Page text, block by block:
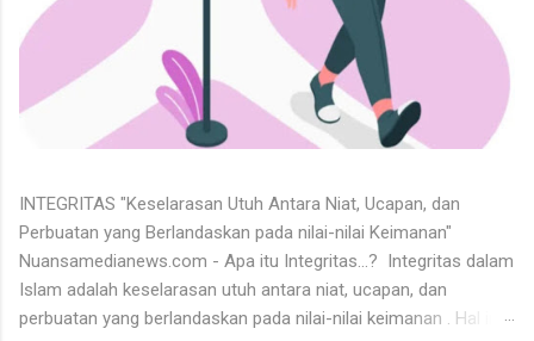
INTEGRITAS "Keselarasan Utuh Antara Niat, Ucapan, dan
Perbuatan yang Berlandaskan pada nilai-nilai Keimanan"
Nuansamedianews.com - Apa itu Integritas...? Integritas dalam
Islam adalah keselarasan utuh antara niat, ucapan, dan
perbuatan yang berlandaskan pada nilai-nilai keimanan . Hal ini